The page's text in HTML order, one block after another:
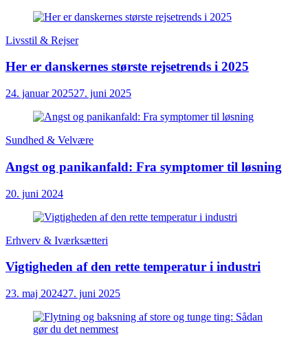
Livsstil & Rejser
Her er danskernes største rejsetrends i 2025
24. januar 202527. juni 2025
Sundhed & Velvære
Angst og panikanfald: Fra symptomer til løsning
20. juni 2024
Erhverv & Iværksætteri
Vigtigheden af den rette temperatur i industri
23. maj 202427. juni 2025